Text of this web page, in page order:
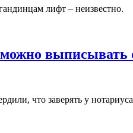
лифт – неизвестно.
выписывать
что заверять у